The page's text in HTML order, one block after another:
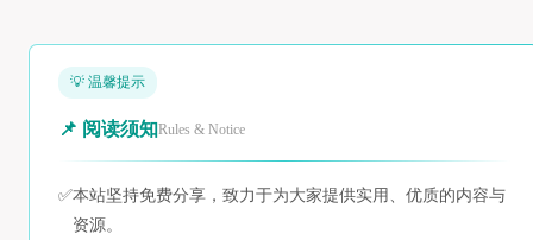
💡 温馨提示
📌 阅读须知Rules & Notice
✅本站坚持免费分享，致力于为大家提供实用、优质的内容与
资源。